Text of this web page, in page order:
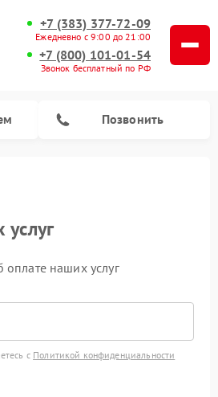
+7 (383) 377-72-09
Ежедневно с 9:00 до 21:00
+7 (800) 101-01-54
Звонок бесплатный по РФ
Позвонить
оплате наших услуг
с Политикой конфиденциальности